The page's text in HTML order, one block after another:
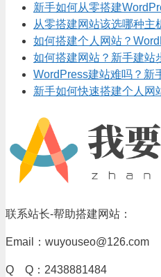
新手如何从零搭建
从零搭建网站该选哪种主
如何搭建个人网站？
如何搭建网站？新手建站
WordPress建站难吗？新
新手如何快速搭建个人网
联系站长-帮助搭建网站：
Email：wuyouseo@126.com
Q Q：2438881484